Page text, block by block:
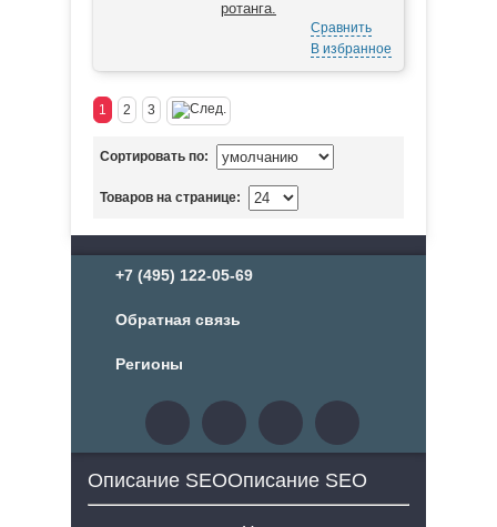
Сравнить
В избранное
1 2 3
Сортировать по:
Товаров на странице:
+7 (495) 122-05-69
Обратная связь
Регионы
Описание SEOОписание SEO